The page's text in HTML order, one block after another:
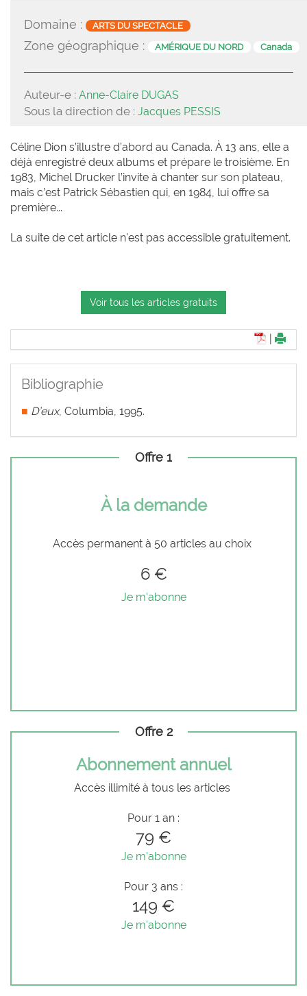
Domaine : ARTS DU SPECTACLE
Zone géographique : AMÉRIQUE DU NORD Canada
Auteur-e : Anne-Claire DUGAS
Sous la direction de : Jacques PESSIS
Céline Dion s’illustre d’abord au Canada. À 13 ans, elle a
déjà enregistré deux albums et prépare le troisième. En
1983, Michel Drucker l’invite à chanter sur son plateau,
mais c’est Patrick Sébastien qui, en 1984, lui offre sa
première...
La suite de cet article n'est pas accessible gratuitement.
Voir tous les articles gratuits
Bibliographie
■ D’eux, Columbia, 1995.
Offre 1
À la demande
Accès permanent à 50 articles au choix
6 €
Je m'abonne
Offre 2
Abonnement annuel
Accès illimité à tous les articles
Pour 1 an :
79 €
Je m'abonne
Pour 3 ans :
149 €
Je m'abonne